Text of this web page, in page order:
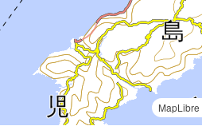
MapLibre